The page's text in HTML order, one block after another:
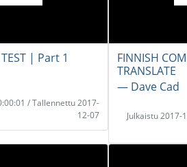
TEST | Part 1
/ Tallennettu 2017-
12-07
FINNISH
TRANSLATE
― Dave Cad
Julkaistu